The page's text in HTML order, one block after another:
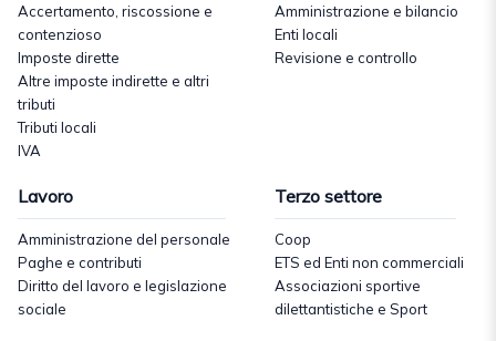
Accertamento, riscossione e
contenzioso
Imposte dirette
Altre imposte indirette e altri
tributi
Tributi locali
IVA
Amministrazione e bilancio
Enti locali
Revisione e controllo
Lavoro
Amministrazione del personale
Paghe e contributi
Diritto del lavoro e legislazione
sociale
Terzo settore
Coop
ETS ed Enti non commerciali
Associazioni sportive
dilettantistiche e Sport